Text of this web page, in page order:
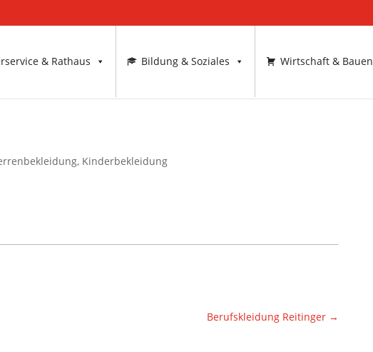
& Rathaus Bildung & Soziales Wirtschaft & Bauen
, Kinderbekleidung
Berufskleidung Reitinger →